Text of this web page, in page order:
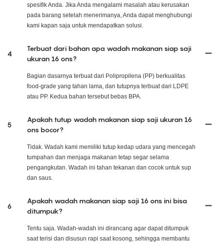
spesifik Anda. Jika Anda mengalami masalah atau kerusakan
pada barang setelah menerimanya, Anda dapat menghubungi
kami kapan saja untuk mendapatkan solusi.
4
Terbuat dari bahan apa wadah makanan siap saji
ukuran 16 ons?
Bagian dasarnya terbuat dari Polipropilena (PP) berkualitas
food-grade yang tahan lama, dan tutupnya terbuat dari LDPE
atau PP. Kedua bahan tersebut bebas BPA.
5
Apakah tutup wadah makanan siap saji ukuran 16
ons bocor?
Tidak. Wadah kami memiliki tutup kedap udara yang mencegah
tumpahan dan menjaga makanan tetap segar selama
pengangkutan. Wadah ini tahan tekanan dan cocok untuk sup
dan saus.
6
Apakah wadah makanan siap saji 16 ons ini bisa
ditumpuk?
Tentu saja. Wadah-wadah ini dirancang agar dapat ditumpuk
saat terisi dan disusun rapi saat kosong, sehingga membantu